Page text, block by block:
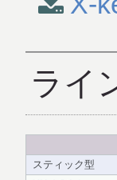
ライ
スティック型